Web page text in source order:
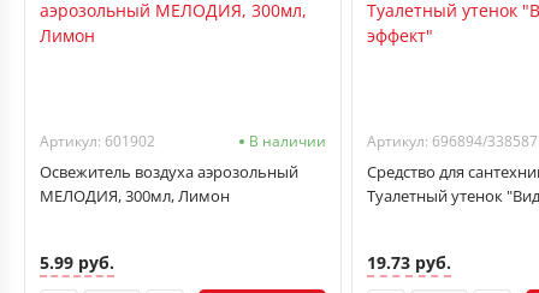
Артикул: 601902 В наличии
Освежитель воздуха аэрозольный
МЕЛОДИЯ, 300мл, Лимон
5.99 руб.
Артикул: 696894/338587
Средство для
Туалетный утенок
19.73 руб.